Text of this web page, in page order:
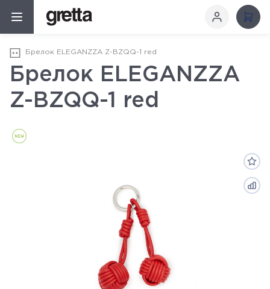
Брелок ELEGANZZA Z-BZQQ-1 red
Брелок ELEGANZZA
Z-BZQQ-1 red